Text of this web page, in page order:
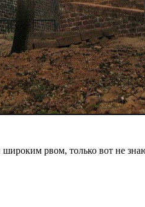
рвом, только вот не